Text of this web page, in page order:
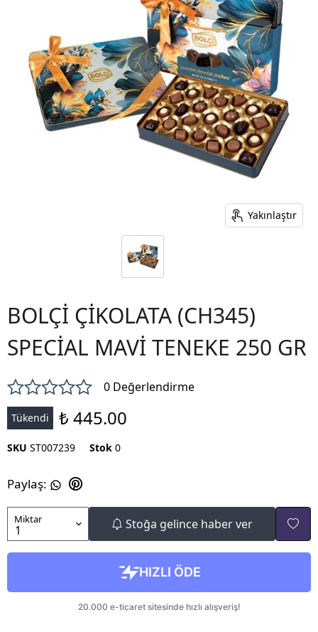
Yakınlaştır
BOLÇİ ÇİKOLATA (CH345)
SPECİAL MAVİ TENEKE 250 GR
0 Değerlendirme
Tükendi ₺ 445.00
SKU ST007239 Stok 0
Paylaş:
Miktar Stoğa gelince haber ver